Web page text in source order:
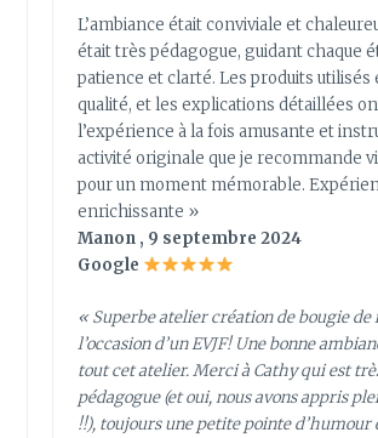
L’ambiance était conviviale et
était très pédagogue, guidant chaque
patience et clarté. Les produits utilisés
qualité, et les explications détaillées
l’expérience à la fois amusante et
activité originale que je recommande
pour un moment mémorable.
enrichissante »
Manon , 9 septembre 2024
Google
« Superbe atelier création de bougie de
l’occasion d’un EVJF! Une bonne
tout cet atelier. Merci à Cathy qui est
pédagogue (et oui, nous avons appris
!!), toujours une petite pointe d’humour